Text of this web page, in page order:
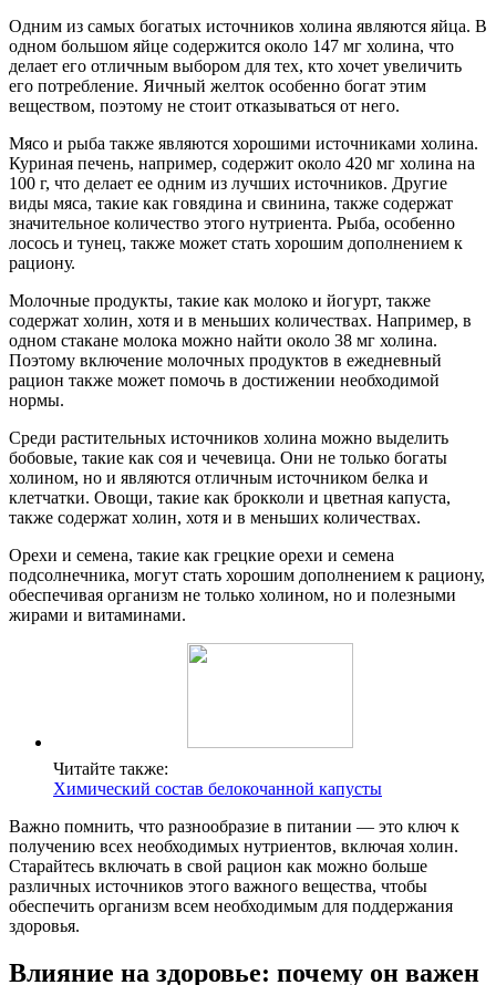
Одним из самых богатых источников холина являются яйца. В
одном большом яйце содержится около 147 мг холина, что
делает его отличным выбором для тех, кто хочет увеличить
его потребление. Яичный желток особенно богат этим
веществом, поэтому не стоит отказываться от него.
Мясо и рыба также являются хорошими источниками холина.
Куриная печень, например, содержит около 420 мг холина на
100 г, что делает ее одним из лучших источников. Другие
виды мяса, такие как говядина и свинина, также содержат
значительное количество этого нутриента. Рыба, особенно
лосось и тунец, также может стать хорошим дополнением к
рациону.
Молочные продукты, такие как молоко и йогурт, также
содержат холин, хотя и в меньших количествах. Например, в
одном стакане молока можно найти около 38 мг холина.
Поэтому включение молочных продуктов в ежедневный
рацион также может помочь в достижении необходимой
нормы.
Среди растительных источников холина можно выделить
бобовые, такие как соя и чечевица. Они не только богаты
холином, но и являются отличным источником белка и
клетчатки. Овощи, такие как брокколи и цветная капуста,
также содержат холин, хотя и в меньших количествах.
Орехи и семена, такие как грецкие орехи и семена
подсолнечника, могут стать хорошим дополнением к рациону,
обеспечивая организм не только холином, но и полезными
жирами и витаминами.
Читайте также:
Химический состав белокочанной капусты
Важно помнить, что разнообразие в питании — это ключ к
получению всех необходимых нутриентов, включая холин.
Старайтесь включать в свой рацион как можно больше
различных источников этого важного вещества, чтобы
обеспечить организм всем необходимым для поддержания
здоровья.
Влияние на здоровье: почему он важен